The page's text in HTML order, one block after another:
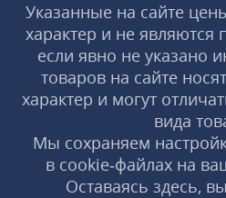
Указанные на сайте
характер и не являются
если явно не указано
товаров на сайте
характер и могут
вида
Мы сохраняем
в cookie‑файлах на
Оставаясь здесь,